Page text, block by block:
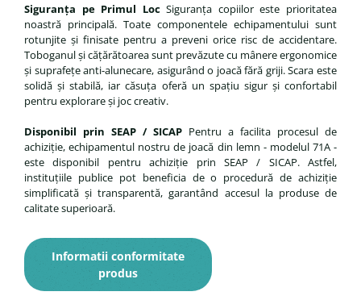
Siguranța pe Primul LocSiguranța copiilor este prioritatea
noastră principală. Toate componentele echipamentului sunt
rotunjite și finisate pentru a preveni orice risc de accidentare.
Toboganul și cățărătoarea sunt prevăzute cu mânere ergonomice
și suprafețe anti-alunecare, asigurând o joacă fără griji. Scara este
solidă și stabilă, iar căsuța oferă un spațiu sigur și confortabil
pentru explorare și joc creativ.
Disponibil prin SEAP / SICAP Pentru a facilita procesul de
achiziție, echipamentul nostru de joacă din lemn - modelul 71A -
este disponibil pentru achiziție prin SEAP / SICAP. Astfel,
instituțiile publice pot beneficia de o procedură de achiziție
simplificată și transparentă, garantând accesul la produse de
calitate superioară.
Informatii conformitate
produs